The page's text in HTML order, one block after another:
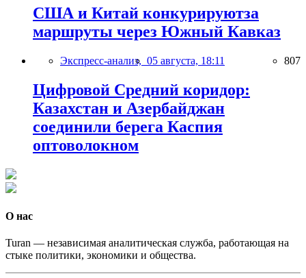
США и Китай конкурируютза
маршруты через Южный Кавказ
Экспресс-анализ, 05 августа, 18:11 807
Цифровой Средний коридор:
Казахстан и Азербайджан
соединили берега Каспия
оптоволокном
О нас
Turan — независимая аналитическая служба, работающая на
стыке политики, экономики и общества.